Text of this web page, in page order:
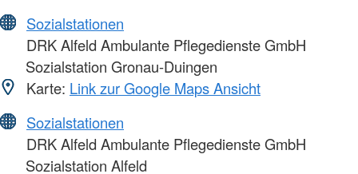
Sozialstationen
DRK Alfeld Ambulante Pflegedienste GmbH
Sozialstation Gronau-Duingen
Karte: Link zur Google Maps Ansicht
Sozialstationen
DRK Alfeld Ambulante Pflegedienste GmbH
Sozialstation Alfeld